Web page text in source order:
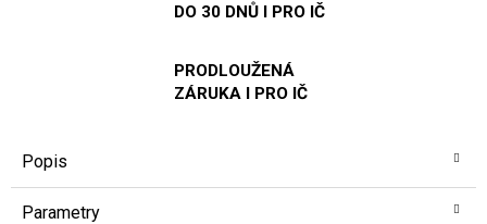
DO 30 DNŮ I PRO IČ
PRODLOUŽENÁ
ZÁRUKA I PRO IČ
Popis
Parametry